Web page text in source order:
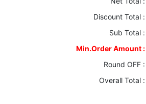
Discount Total :
Sub Total :
Min.Order Amount :
Round OFF :
Overall Total :